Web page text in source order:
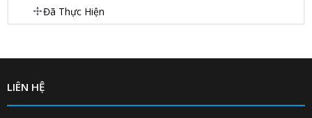
Đã Thực Hiện
LIÊN HỆ